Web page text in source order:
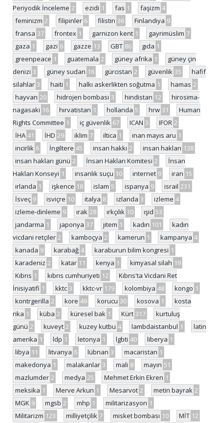
Periyodik İnceleme 2 ezidi 1 fas 1 faşizm 4
feminizm 2 filipinler 6 filistin 36 Finlandiya 9
fransa 37 frontex 1 garnizon kent 1 gayrimüslim 7
gaza 1 gazi 6 gazze 13 GBT 86 gıda 1
greenpeace 1 guatemala 2 güney afrika 1
güney çin
denizi 3 güney sudan 16 gürcistan 2 güvenlik 35
hafif
silahlar 3 haiti 1 halkı askerlikten soğutma 1 hamas 2
hayvan 20 hidrojen bombası 3 hindistan 12
hirosima-
nagasaki 16 hırvatistan 1 hollanda 5 hrw 31
Human
Rights Committee 1 iç güvenlik 67 ICAN 3 IFOR 2
İHA 41 İHD 29 iklim 7 iltica 1 inan mayıs aru 1
incirlik 6 İngiltere 45 insan hakkı 2 insan hakları 138
insan hakları günü 2 İnsan Hakları Komitesi 2
İnsan
Hakları Konseyi 1 insanlık suçu 10 internet 9 iran 15
irlanda 1 işkence 18 islam 5 ispanya 9 israil 231
İsveç 9 isviçre 10 italya 8 izlanda 3 izleme 4
izleme-dinleme 9 ırak 28 ırkçılık 10 ışid 53
jandarma 1 japonya 37 jitem 1 kadın 101
kadın
vicdani retçiler 2 kamboçya 2 kamerun 1 kampanya 4
kanada 9 karabağ 4 karaburun bilim kongresi 1
karadeniz 2 katar 11 kenya 1 kimyasal silah 19
Kıbrıs 1 kıbrıs cumhuriyeti 12
Kıbrıs'ta Vicdani Ret
İnisiyatifi 1 kktc 3 kktc-vr 179 kolombiya 48 kongo 1
kontrgerilla 2 kore 49 korucu 30 kosova 1
kosta
rika 1 küba 2 küresel bak 1 Kürt 317
kurtuluş
günü 2 kuveyt 2 kuzey kutbu 4 lambdaistanbul 1
latin
amerika 1 ldp 1 letonya 1 lgbti 40 liberya 1
libya 11 litvanya 6 lübnan 3 macaristan 1
makedonya 1 malakanlar 3 mali 8 mayın 51
mazlumder 2 medya 25 Mehmet Erkin Ekren 1
meksika 1 Merve Arkun 1 Mesarvot 2 metin bayrak 2
MGK 9 mgsb 2 mhp 1 militarizasyon 1
Militarizm 123 milliyetçilik 7 misket bombası 10 MİT 12